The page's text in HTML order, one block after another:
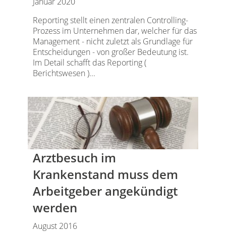
Reporting stellt einen zentralen Controlling-
Prozess im Unternehmen dar, welcher für das
Management - nicht zuletzt als Grundlage für
Entscheidungen - von großer Bedeutung ist.
Im Detail schafft das Reporting (
Berichtswesen )...
Arztbesuch im
Krankenstand muss dem
Arbeitgeber angekündigt
werden
August 2016